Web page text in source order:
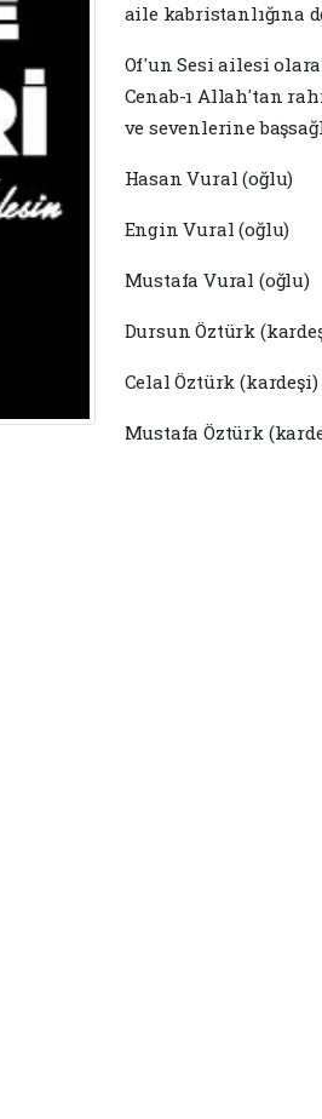
aile kabristanlığına
Of'un Sesi ailesi
Cenab-ı Allah'tan
ve sevenlerine
Hasan Vural (oğlu)
Engin Vural (oğlu)
Mustafa Vural (oğlu)
Dursun Öztürk
Celal Öztürk (kardeşi)
Mustafa Öztürk